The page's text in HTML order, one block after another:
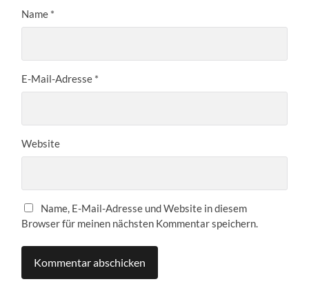
Name *
E-Mail-Adresse *
Website
Name, E-Mail-Adresse und Website in diesem
Browser für meinen nächsten Kommentar speichern.